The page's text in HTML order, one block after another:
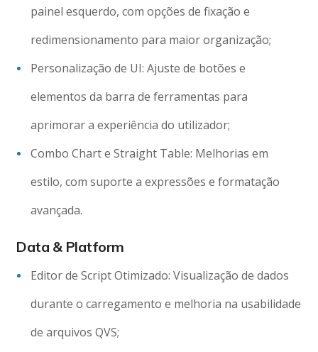
painel esquerdo, com opções de fixação e
redimensionamento para maior organização;
Personalização de UI: Ajuste de botões e
elementos da barra de ferramentas para
aprimorar a experiência do utilizador;
Combo Chart e Straight Table: Melhorias em
estilo, com suporte a expressões e formatação
avançada.
Data & Platform
Editor de Script Otimizado: Visualização de dados
durante o carregamento e melhoria na usabilidade
de arquivos QVS;